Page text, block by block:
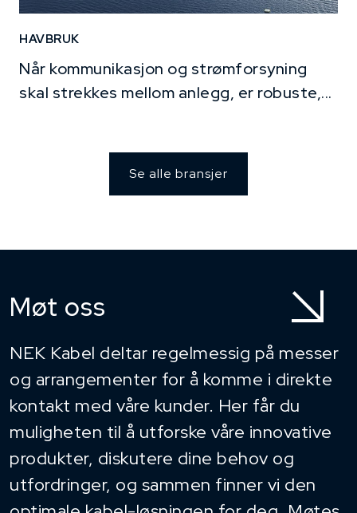
HAVBRUK
Når kommunikasjon og strømforsyning
skal strekkes mellom anlegg, er robuste,...
Se alle bransjer
Møt oss
NEK Kabel deltar regelmessig på messer
og arrangementer for å komme i direkte
kontakt med våre kunder. Her får du
muligheten til å utforske våre innovative
produkter, diskutere dine behov og
utfordringer, og sammen finner vi den